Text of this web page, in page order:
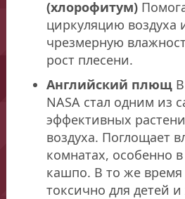
(хлорофитум)
циркуляцию воздуха
чрезмерную
рост плесени.
Английский плющ
NASA стал одним из
эффективных
воздуха. Поглощает
комнатах, особенно
кашпо. В то же время
токсично для детей